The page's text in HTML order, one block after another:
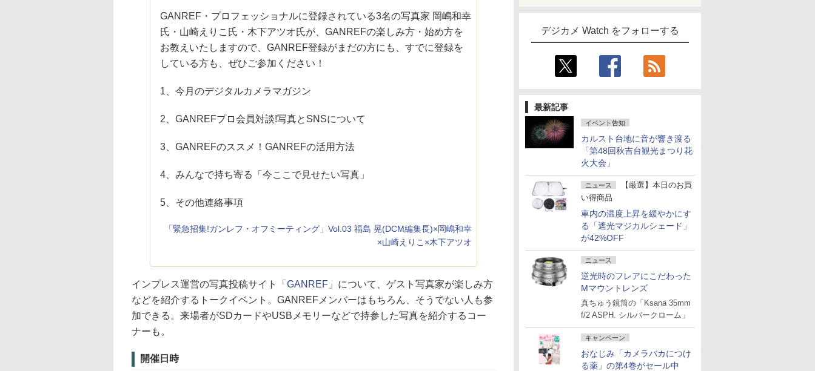
デジカメ Watch をフォローする
最新記事
イベント告知
カルスト台地に音が響き渡る
「第48回秋吉台観光まつり花
火大会」
ニュース
【厳選】本日のお買
い得商品
車内の温度上昇を緩やかにす
る「遮光マジカルシェード」
が42%OFF
ニュース
逆光時のフレアにこだわった
Mマウントレンズ
真ちゅう鏡筒の「Ksana 35mm
f/2 ASPH. シルバークローム」
キャンペーン
おなじみ「カメラバカにつけ
る薬」の第4巻がセール中
GANREF・プロフェッショナルに登録されている3名の写真家 岡嶋和幸
氏・山崎えりこ氏・木下アツオ氏が、GANREFの楽しみ方・始め方を
お教えいたしますので、GANREF登録がまだの方にも、すでに登録を
している方も、ぜひご参加ください！
1、今月のデジタルカメラマガジン
2、GANREFプロ会員対談!写真とSNSについて
3、GANREFのススメ！GANREFの活用方法
4、みんなで持ち寄る「今ここで見せたい写真」
5、その他連絡事項
「緊急招集!ガンレフ・オフミーティング」Vol.03 福島 晃(DCM編集長)×岡嶋和幸
×山崎えりこ×木下アツオ
インプレス運営の写真投稿サイト「 GANREF 」について、ゲスト写真家が楽しみ方
などを紹介するトークイベント。GANREFメンバーはもちろん、そうでない人も参
加できる。来場者がSDカードやUSBメモリーなどで持参した写真を紹介するコー
ナーも。
開催日時